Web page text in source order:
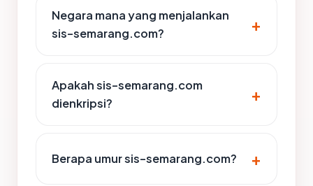
Negara mana yang menjalankan
sis-semarang.com?
Apakah sis-semarang.com
dienkripsi?
Berapa umur sis-semarang.com?